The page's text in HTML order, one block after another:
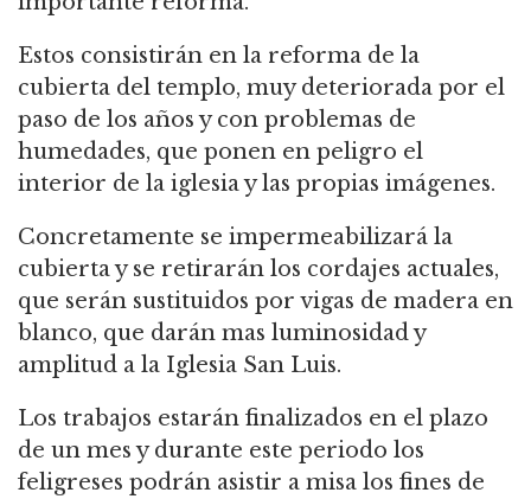
Estos consistirán en la reforma de la
cubierta del templo, muy deteriorada por el
paso de los años y con problemas de
humedades, que ponen en peligro el
interior de la iglesia y las propias imágenes.
Concretamente se impermeabilizará la
cubierta y se retirarán los cordajes actuales,
que serán sustituidos por vigas de madera en
blanco, que darán mas luminosidad y
amplitud a la Iglesia San Luis.
Los trabajos estarán finalizados en el plazo
de un mes y durante este periodo los
feligreses podrán asistir a misa los fines de